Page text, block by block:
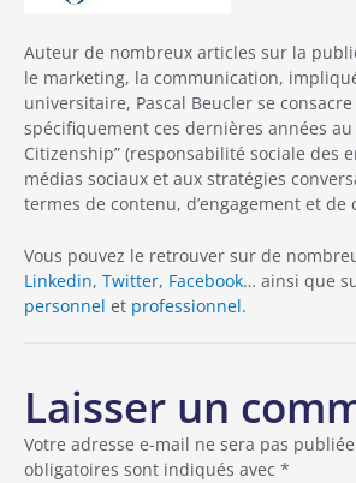
Auteur de nombreux articles sur la
le marketing, la communication,
universitaire, Pascal Beucler se
spécifiquement ces dernières années au
Citizenship” (responsabilité sociale des
médias sociaux et aux stratégies
termes de contenu, d’engagement et de
Vous pouvez le retrouver sur de
Linkedin, Twitter, Facebook… ainsi que
personnel et professionnel.
Laisser un
Votre adresse e-mail ne sera pas
obligatoires sont indiqués avec *